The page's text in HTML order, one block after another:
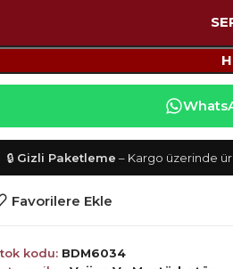
🔒 Gizli Paketleme – Kargo üzerinde
Favorilere Ekle
kodu: BDM6034